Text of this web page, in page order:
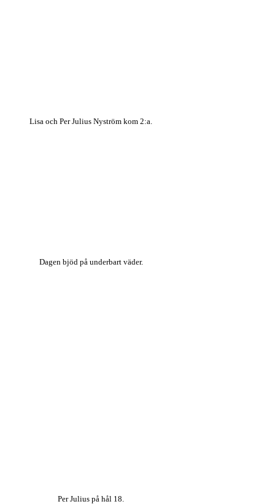
Lisa och Per Julius Nyström kom 2:a.
Dagen bjöd på underbart väder.
Per Julius på hål 18.